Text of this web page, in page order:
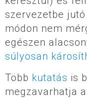
szervezetbe
módon nem
egészen
súlyosan
Több kutatás is
megzavarhatja